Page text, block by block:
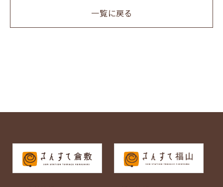
一覧に戻る